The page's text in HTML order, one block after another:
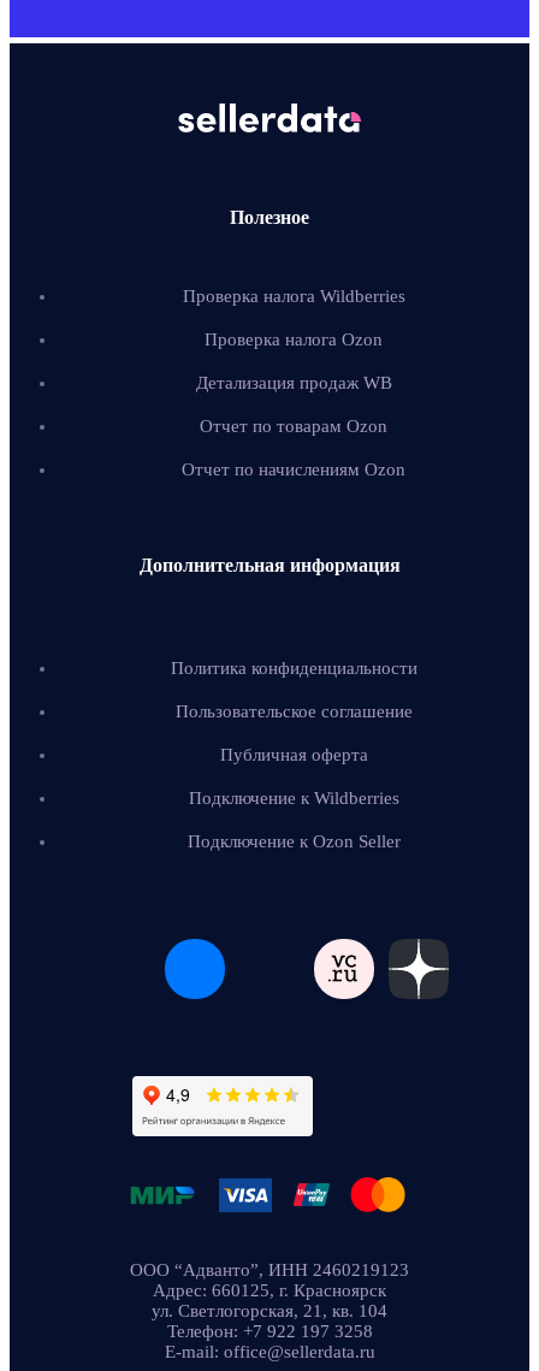
Полезное
Проверка налога Wildberries
Проверка налога Ozon
Детализация продаж WB
Отчет по товарам Ozon
Отчет по начислениям Ozon
Дополнительная информация
Политика конфиденциальности
Пользовательское соглашение
Публичная оферта
Подключение к Wildberries
Подключение к Ozon Seller
ООО “Адванто”, ИНН 2460219123
Адрес: 660125, г. Красноярск
ул. Светлогорская, 21, кв. 104
Телефон: +7 922 197 3258
E-mail: office@sellerdata.ru